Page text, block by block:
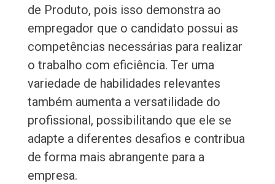
de Produto, pois isso demonstra ao
empregador que o candidato possui as
competências necessárias para realizar
o trabalho com eficiência. Ter uma
variedade de habilidades relevantes
também aumenta a versatilidade do
profissional, possibilitando que ele se
adapte a diferentes desafios e contribua
de forma mais abrangente para a
empresa.